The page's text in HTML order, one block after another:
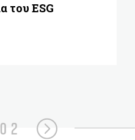
του ESG
2